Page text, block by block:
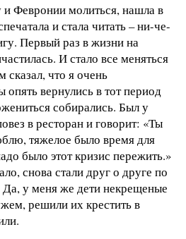
Февронии молиться, нашла в
и стала читать – ни-че-
Первый раз в жизни на
И стало все меняться
что я очень
вернулись в тот период
собирались. Был у
в ресторан и говорит: «Ты
тяжелое было время для
было этот кризис пережить.»
снова стали друг о друге по
у меня же дети некрещеные
решили их крестить в